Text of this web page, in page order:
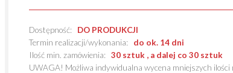
Dostępność: DO PRODUKCJI
Termin realizacji/wykonania: do ok. 14 dni
Ilość min. zamówienia:30 sztuk , a dalej co 30 sztuk
UWAGA! Możliwa indywidualna wycena mniejszych ilości